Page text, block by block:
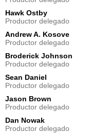
- Episodios :4- 5
Lily Gao
Nancy Gao
David Rosser
- Episodios :8
Carlos Gonzalez-Vio
Cortazar
10
Stacey Roca
Hawk Ostby
Productor delegado
Andrew A. Kosove
Productor delegado
Broderick Johnson
Productor delegado
Sean Daniel
Productor delegado
Jason Brown
Productor delegado
Dan Nowak
Productor delegado